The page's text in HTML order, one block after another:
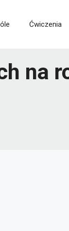
Ćwiczenia
na